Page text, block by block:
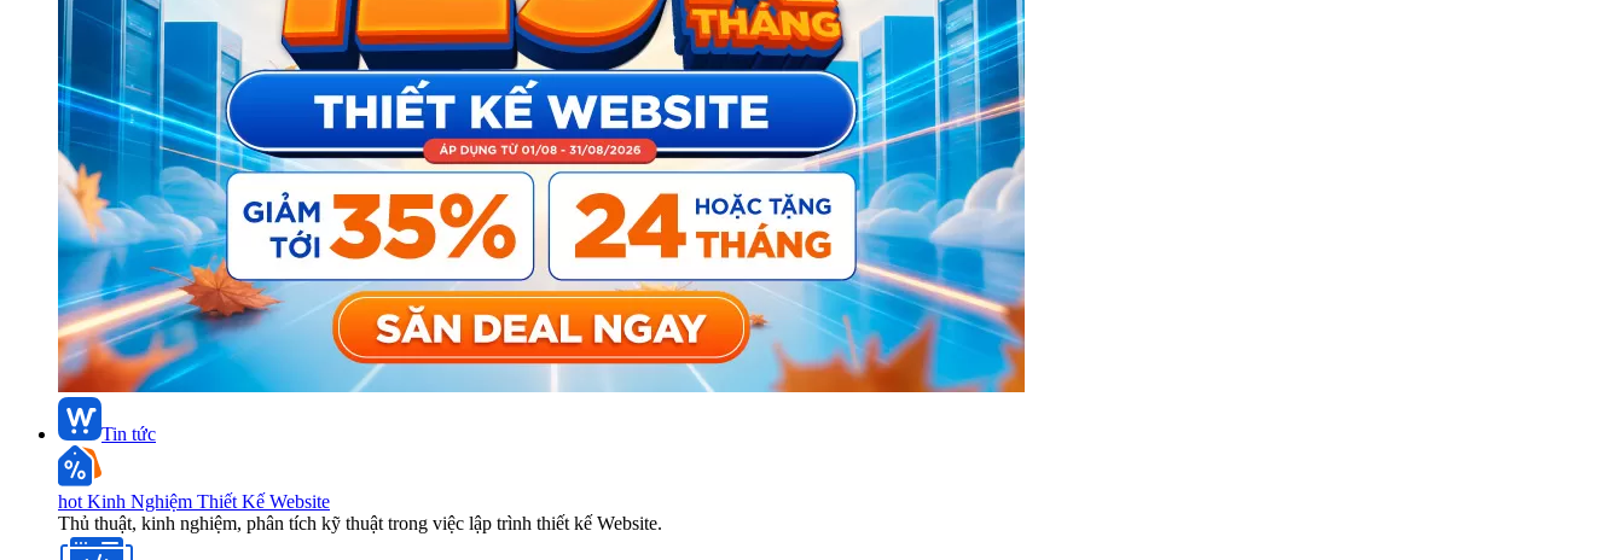
Tin tức
hot Kinh Nghiệm Thiết Kế Website
Thủ thuật, kinh nghiệm, phân tích kỹ thuật trong việc lập trình thiết kế Website.